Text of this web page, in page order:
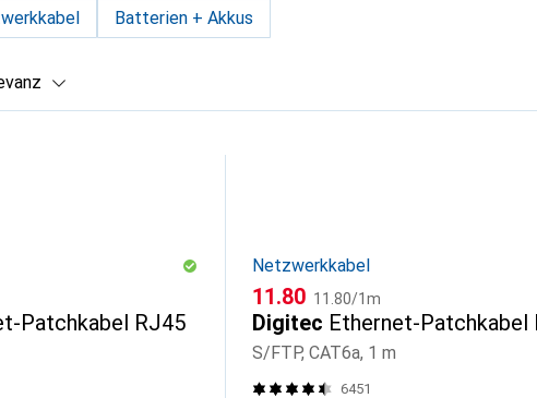
Batterien + Akkus
Patchkabel RJ45
Netzwerkkabel
CHF
11.80 CHF
11.80/1m
Digitec Ethernet-Patchkabel
S/FTP, CAT6a, 1 m
6451